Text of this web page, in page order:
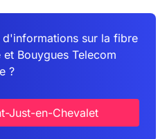
d'informations sur la fibre
Bouygues Telecom
?
Just-en-Chevalet